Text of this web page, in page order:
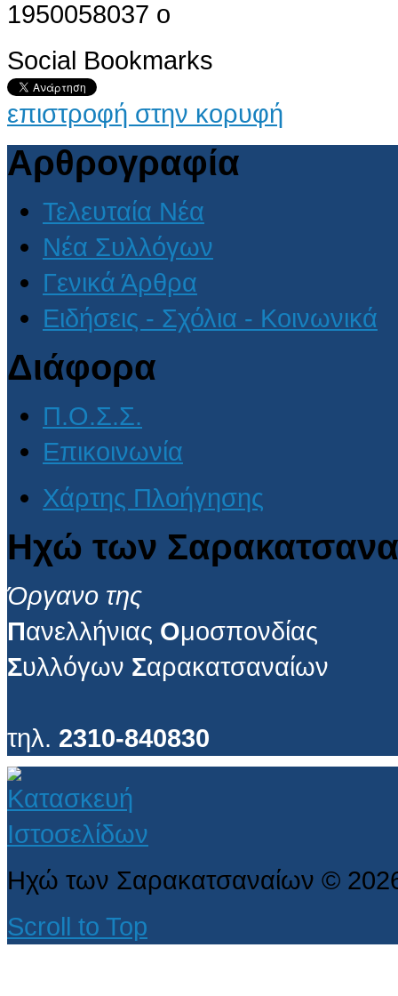
Social Bookmarks
επιστροφή στην κορυφή
Αρθρογραφία
Τελευταία Νέα
Νέα Συλλόγων
Γενικά Άρθρα
Ειδήσεις - Σχόλια - Κοινωνικά
Διάφορα
Π.Ο.Σ.Σ.
Επικοινωνία
Χάρτης Πλοήγησης
Ηχώ των
Όργανο της
Πανελλήνιας Ομοσπονδίας
Συλλόγων Σαρακατσαναίων
τηλ. 2310-840830
Ηχώ των Σαρακατσαναίων ©
Scroll to Top